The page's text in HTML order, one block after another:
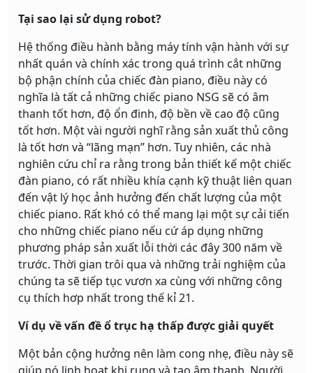
Tại sao lại sử dụng robot?
Hệ thống điều hành bằng máy tính vận hành với sự
nhất quán và chính xác trong quá trình cắt những
bộ phận chính của chiếc đàn piano, điều này có
nghĩa là tất cả những chiếc piano NSG sẽ có âm
thanh tốt hơn, độ ổn đinh, độ bền về cao độ cũng
tốt hơn. Một vài người nghĩ rằng sản xuất thủ công
là tốt hơn và “lãng mạn” hơn. Tuy nhiên, các nhà
nghiên cứu chỉ ra rằng trong bản thiết kế một chiếc
đàn piano, có rất nhiều khía cạnh kỹ thuật liên quan
đến vật lý học ảnh hưởng đến chất lượng của một
chiếc piano. Rất khó có thể mang lại một sự cải tiến
cho những chiếc piano nếu cứ áp dụng những
phương pháp sản xuất lỗi thời các đây 300 năm về
trước. Thời gian trôi qua và những trải nghiệm của
chúng ta sẽ tiếp tục vươn xa cùng với những công
cụ thích hơp nhất trong thế kỉ 21.
Ví dụ về vấn đề ổ trục hạ thấp được giải quyết
Một bản cộng hưởng nên làm cong nhẹ, điều này sẽ